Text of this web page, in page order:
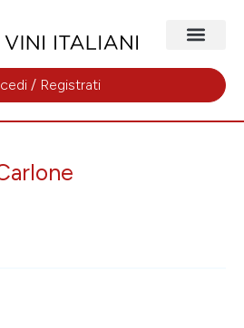
/ Registrati